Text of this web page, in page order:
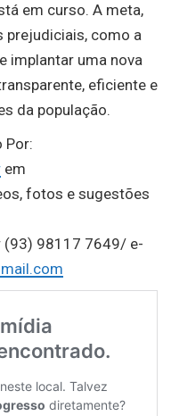
em curso. A meta,
prejudiciais, como a
implantar uma nova
eficiente e
da população.
Por:
em
fotos e sugestões
(93) 98117 7649/ e-